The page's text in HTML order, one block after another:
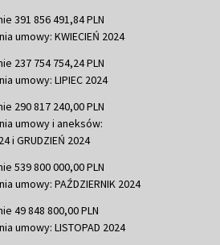
391 856 491,84 PLN
umowy: KWIECIEŃ 2024
237 754 754,24 PLN
umowy: LIPIEC 2024
290 817 240,00 PLN
umowy i aneksów:
i GRUDZIEŃ 2024
539 800 000,00 PLN
umowy: PAŹDZIERNIK 2024
49 848 800,00 PLN
umowy: LISTOPAD 2024